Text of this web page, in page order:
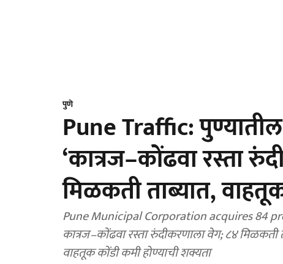
पुणे
Pune Traffic:
‘कात्रज–कोंढवा रस्ता
मिळकती ताब्यात,
Pune Municipal Corporation acquires 84
कात्रज–कोंढवा रस्ता रुंदीकरणाला वेग; ८४ मिळकती
वाहतूक कोंडी कमी होण्याची शक्यता